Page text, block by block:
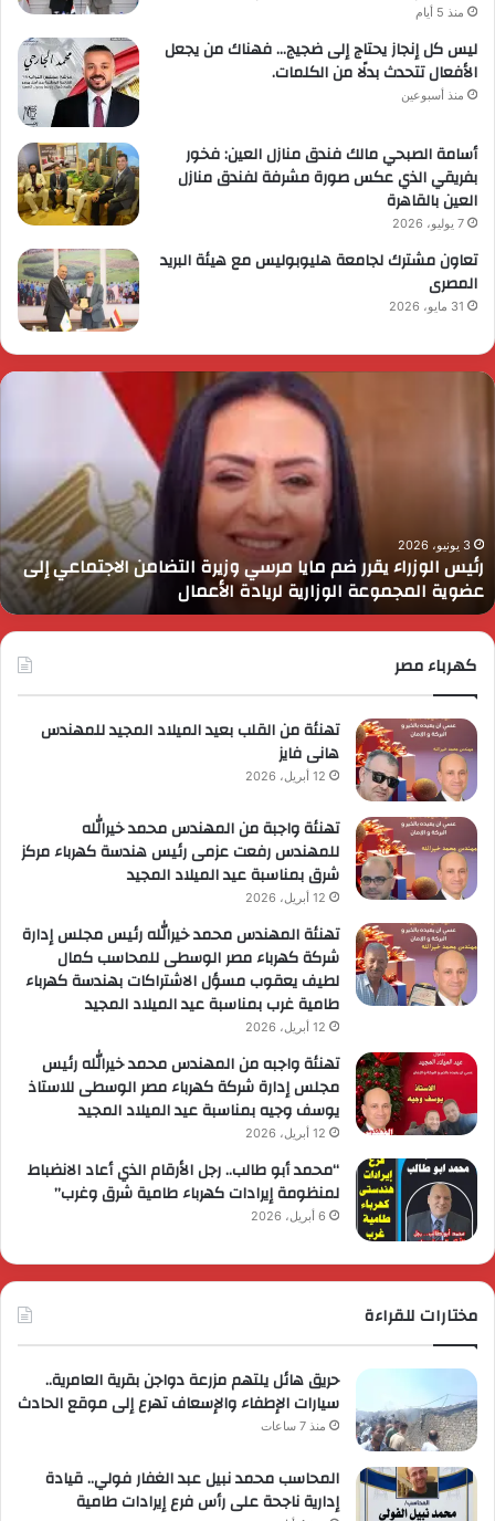
منذ 5 أيام
ليس كل إنجاز يحتاج إلى ضجيج… فهناك من يجعل
الأفعال تتحدث بدلًا من الكلمات.
منذ أسبوعين
أسامة الصبحي مالك فندق منازل العين: فخور
بفريقي الذي عكس صورة مشرفة لفندق منازل
العين بالقاهرة
7 يوليو، 2026
تعاون مشترك لجامعة هليوبوليس مع هيئة البريد
المصرى
31 مايو، 2026
رئيس
التضامن
الاجتماعي
إلى
عضوية
المجموعة
الوزارية
الأعمال
3 يونيو، 2026
رئيس الوزراء يقرر ضم مايا مرسي وزيرة التضامن الاجتماعي إلى
عضوية المجموعة الوزارية لريادة الأعمال
كهرباء مصر
تهنئة من القلب بعيد الميلاد المجيد للمهندس
هانى فايز
12 أبريل، 2026
تهنئة واجبة من المهندس محمد خيرالله
للمهندس رفعت عزمى رئيس هندسة كهرباء مركز
شرق بمناسبة عيد الميلاد المجيد
12 أبريل، 2026
تهنئة المهندس محمد خيرالله رئيس مجلس إدارة
شركة كهرباء مصر الوسطى للمحاسب كمال
لطيف يعقوب مسؤل الاشتراكات بهندسة كهرباء
طامية غرب بمناسبة عيد الميلاد المجيد
12 أبريل، 2026
تهنئة واجبه من المهندس محمد خيرالله رئيس
مجلس إدارة شركة كهرباء مصر الوسطى للاستاذ
يوسف وجيه بمناسبة عيد الميلاد المجيد
12 أبريل، 2026
“محمد أبو طالب.. رجل الأرقام الذي أعاد الانضباط
لمنظومة إيرادات كهرباء طامية شرق وغرب”
6 أبريل، 2026
مختارات للقراءة
حريق هائل يلتهم مزرعة دواجن بقرية العامرية..
سيارات الإطفاء والإسعاف تهرع إلى موقع الحادث
منذ 7 ساعات
المحاسب محمد نبيل عبد الغفار فولي.. قيادة
إدارية ناجحة على رأس فرع إيرادات طامية